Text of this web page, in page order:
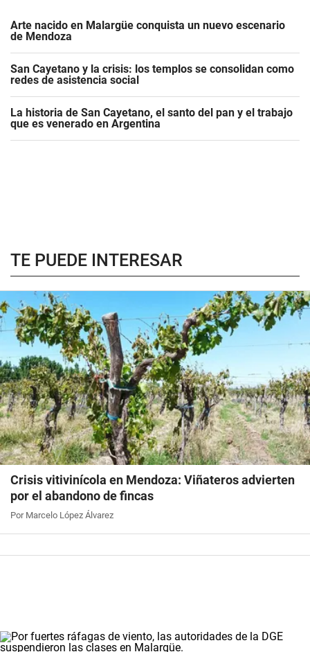
Arte nacido en Malargüe conquista un nuevo escenario
de Mendoza
San Cayetano y la crisis: los templos se consolidan como
redes de asistencia social
La historia de San Cayetano, el santo del pan y el trabajo
que es venerado en Argentina
TE PUEDE INTERESAR
Crisis vitivinícola en Mendoza: Viñateros advierten
por el abandono de fincas
Por Marcelo López Álvarez